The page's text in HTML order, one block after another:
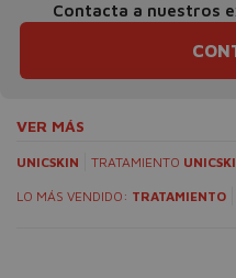
Contacta a nuestros
VER MÁS
UNICSKIN TRATAMIENTO
LO MÁS VENDIDO: TRATAMIENTO